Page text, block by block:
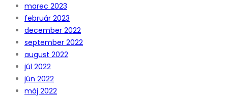
marec 2023
február 2023
december 2022
september 2022
august 2022
júl 2022
jún 2022
máj 2022